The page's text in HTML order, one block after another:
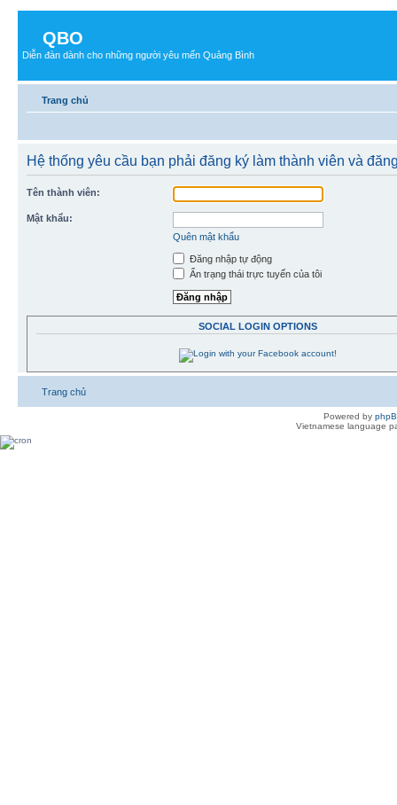
QBO
Diễn đàn dành cho những người yêu mến Quảng Bình
Trang chủ
Hệ thống yêu cầu bạn phải đăng ký làm thành viên và
Tên thành viên:
Mật khẩu:
Quên mật khẩu
Đăng nhập tự động
Ẩn trạng thái trực tuyến của tôi
SOCIAL LOGIN OPTIONS
Trang chủ
Powered by
Vietnamese language